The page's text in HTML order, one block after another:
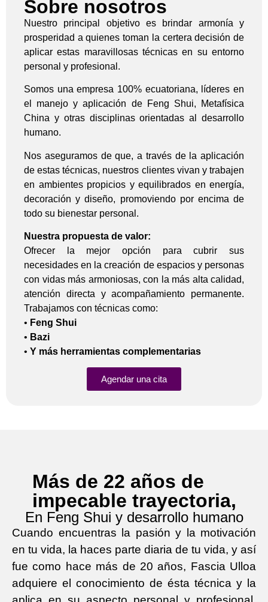
Sobre nosotros
Nuestro principal objetivo es brindar armonía y
prosperidad a quienes toman la certera decisión de
aplicar estas maravillosas técnicas en su entorno
personal y profesional.
Somos una empresa 100% ecuatoriana, líderes en
el manejo y aplicación de Feng Shui, Metafísica
China y otras disciplinas orientadas al desarrollo
humano.
Nos aseguramos de que, a través de la aplicación
de estas técnicas, nuestros clientes vivan y trabajen
en ambientes propicios y equilibrados en energía,
decoración y diseño, promoviendo por encima de
todo su bienestar personal.
Nuestra propuesta de valor:
Ofrecer la mejor opción para cubrir sus
necesidades en la creación de espacios y personas
con vidas más armoniosas, con la más alta calidad,
atención directa y acompañamiento permanente.
Trabajamos con técnicas como:
• Feng Shui
• Bazi
• Y más herramientas complementarias
Agendar una cita
Más de 22 años de
impecable trayectoria,
En Feng Shui y desarrollo humano
Cuando encuentras la pasión y la motivación
en tu vida, la haces parte diaria de tu vida, y así
fue como hace más de 20 años, Fascia Ulloa
adquiere el conocimiento de ésta técnica y la